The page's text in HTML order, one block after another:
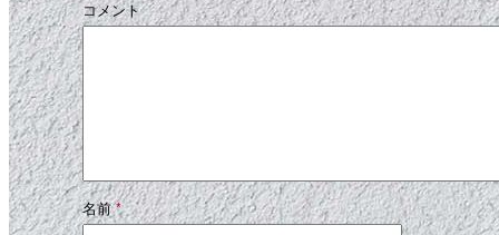
コメント
名前*